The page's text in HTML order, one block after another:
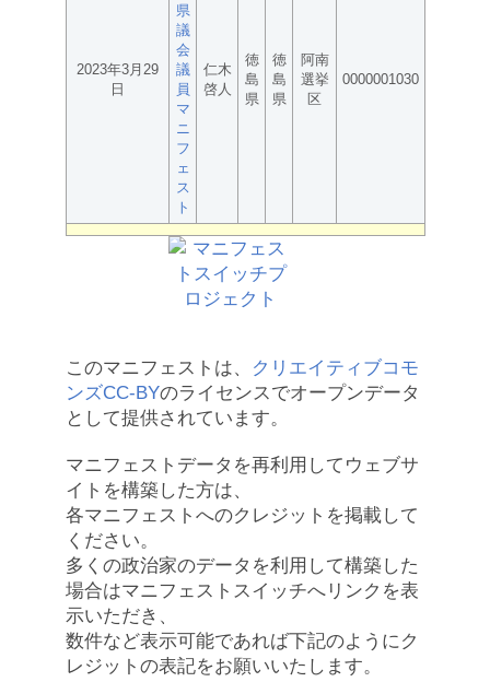
2023年3月29
日
県
議
会
議
員
マ
ニ
フ
ェ
ス
ト
仁木
啓人
徳
島
県
徳
島
県
阿南
選挙
区
0000001030
このマニフェストは、
クリエイティブコモ
ンズCC-BYのライセンスでオープンデータ
として提供されています。
マニフェストデータを再利用してウェブサ
イトを構築した方は、
各マニフェストへのクレジットを掲載して
ください。
多くの政治家のデータを利用して構築した
場合はマニフェストスイッチへリンクを表
示いただき、
数件など表示可能であれば下記のようにク
レジットの表記をお願いいたします。